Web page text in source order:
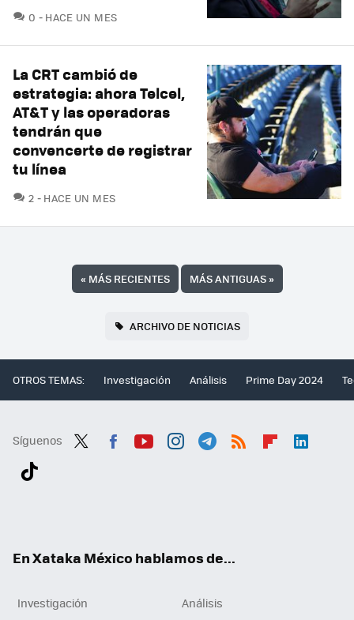
0 COMENTARIOS
HACE UN MES
La CRT cambió de
estrategia: ahora Telcel,
AT&T y las operadoras
tendrán que
convencerte de registrar
tu línea
2 COMENTARIOS
HACE UN MES
« MÁS RECIENTES MÁS ANTIGUAS»
ARCHIVO DE NOTICIAS
OTROS TEMAS: Investigación Análisis Prime Day 2024
Síguenos
En Xataka México hablamos de...
Investigación
Análisis